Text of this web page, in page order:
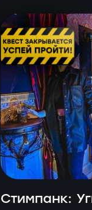
Стимпанк: